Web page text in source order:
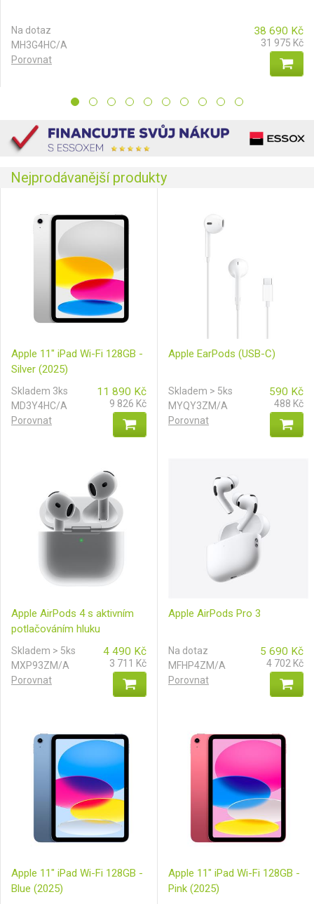
Na dotaz
MH3G4HC/A
Porovnat
38 690 Kč
31 975 Kč
Nejprodávanější produkty
Apple 11" iPad Wi-Fi 128GB -
Silver (2025)
Skladem 3ks
MD3Y4HC/A
Porovnat
11 890 Kč
9 826 Kč
Apple EarPods (USB-C)
Skladem > 5ks
MYQY3ZM/A
Porovnat
590 Kč
488 Kč
Apple AirPods 4 s aktivním
potlačováním hluku
Skladem > 5ks
MXP93ZM/A
Porovnat
4 490 Kč
3 711 Kč
Apple AirPods Pro 3
Na dotaz
MFHP4ZM/A
Porovnat
5 690 Kč
4 702 Kč
Apple 11" iPad Wi-Fi 128GB -
Blue (2025)
Apple 11" iPad Wi-Fi 128GB -
Pink (2025)